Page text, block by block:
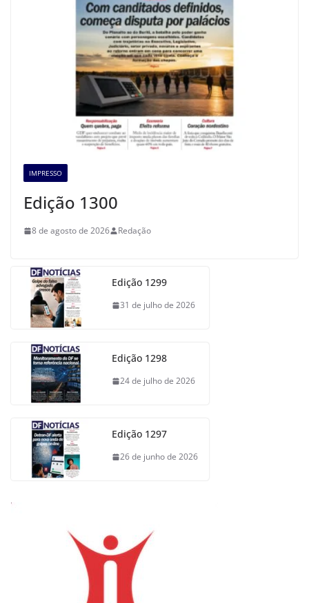
IMPRESSO
Edição 1300
8 de agosto de 2026 Redação
Edição 1299
31 de julho de 2026
Edição 1298
24 de julho de 2026
Edição 1297
26 de junho de 2026